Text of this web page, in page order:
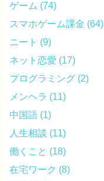
ゲーム (74)
スマホゲーム課金 (64)
ニート (9)
ネット恋愛 (17)
プログラミング (2)
メンヘラ (11)
中国語 (1)
人生相談 (11)
働くこと (18)
在宅ワーク (8)